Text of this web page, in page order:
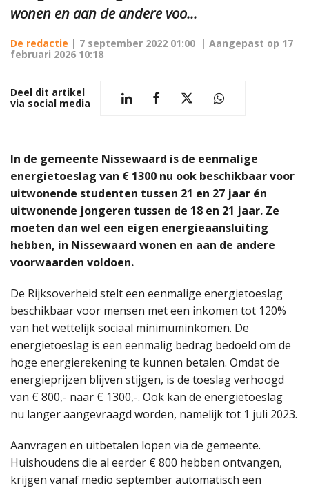
wonen en aan de andere voo...
De redactie | 7 september 2022 01:00 | Aangepast op 17
februari 2026 10:18
Deel dit artikel
via social media
In de gemeente Nissewaard is de eenmalige
energietoeslag van € 1300 nu ook beschikbaar voor
uitwonende studenten tussen 21 en 27 jaar én
uitwonende jongeren tussen de 18 en 21 jaar. Ze
moeten dan wel een eigen energieaansluiting
hebben, in Nissewaard wonen en aan de andere
voorwaarden voldoen.
De Rijksoverheid stelt een eenmalige energietoeslag
beschikbaar voor mensen met een inkomen tot 120%
van het wettelijk sociaal minimuminkomen. De
energietoeslag is een eenmalig bedrag bedoeld om de
hoge energierekening te kunnen betalen. Omdat de
energieprijzen blijven stijgen, is de toeslag verhoogd
van € 800,- naar € 1300,-. Ook kan de energietoeslag
nu langer aangevraagd worden, namelijk tot 1 juli 2023.
Aanvragen en uitbetalen lopen via de gemeente.
Huishoudens die al eerder € 800 hebben ontvangen,
krijgen vanaf medio september automatisch een